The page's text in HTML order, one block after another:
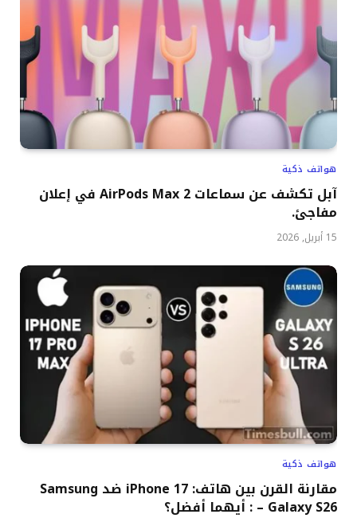
هواتف ذكية
آبل تكشف عن سماعات AirPods Max 2 في إعلان
مفاجئ.
15 أبريل, 2026
هواتف ذكية
مقارنة القرن بين هاتف: iPhone 17 ضد Samsung
Galaxy S26 – : أيهما أفضل؟